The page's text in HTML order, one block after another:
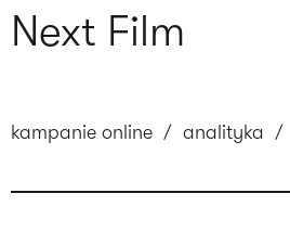
Next Film
kampanie online / analityka /